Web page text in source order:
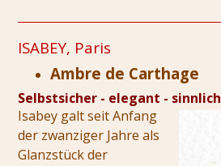
ISABEY, Paris
Ambre de Carthage
Selbstsicher - elegant - sinnlich
Isabey galt seit Anfang
der zwanziger Jahre als
Glanzstück der